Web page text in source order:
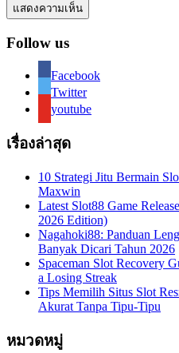
Follow us
Facebook
Twitter
youtube
เรื่องล่าสุด
10 Strategi Jitu Bermain
Maxwin
Latest Slot88 Game
2026 Edition)
Nagahoki88: Panduan
Banyak Dicari Tahun 2026
Spaceman Slot Recovery
a Losing Streak
Tips Memilih Situs Slot
Akurat Tanpa Tipu-Tipu
หมวดหมู่